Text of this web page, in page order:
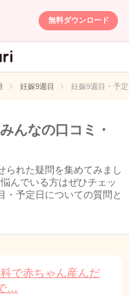
無料ダウンロード
妊娠9週目 妊娠9週目・予
んなの口コミ・
られた疑問を集めてみまし
んでいる方はぜひチェッ
・予定日についての質問と
で赤ちゃん産んだ
…